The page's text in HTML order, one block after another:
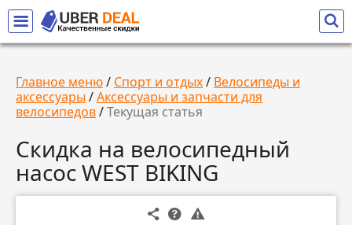
Главное меню/ Спорт и отдых/ Велосипеды и
аксессуары /Аксессуары и запчасти для
велосипедов/Текущая статья
Скидка на велосипедный
насос WEST BIKING